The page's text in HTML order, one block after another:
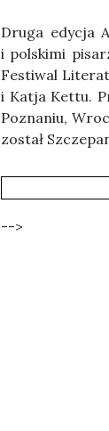
Dru­ga edy­cja
i pol­ski­mi
Festi­wal
i Katja Ket­tu.
Pozna­niu,
został
-->